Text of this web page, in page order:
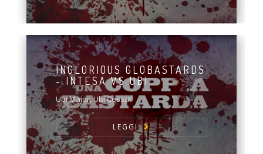
INGLORIOUS GLOBASTARDS
- INTESA VS UBI
Ubi Major, Ubi Cessat
LEGGI